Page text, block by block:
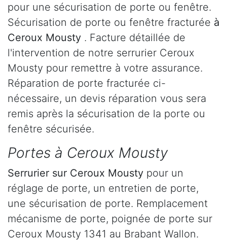
pour une sécurisation de porte ou fenêtre.
Sécurisation de porte ou fenêtre fracturée à
Ceroux Mousty . Facture détaillée de
l'intervention de notre serrurier Ceroux
Mousty pour remettre à votre assurance.
Réparation de porte fracturée ci-
nécessaire, un devis réparation vous sera
remis après la sécurisation de la porte ou
fenêtre sécurisée.
Portes à Ceroux Mousty
Serrurier sur Ceroux Mousty pour un
réglage de porte, un entretien de porte,
une sécurisation de porte. Remplacement
mécanisme de porte, poignée de porte sur
Ceroux Mousty 1341 au Brabant Wallon.